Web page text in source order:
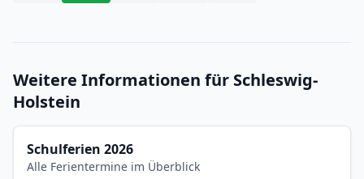
Weitere Informationen für Schleswig-
Holstein
Schulferien 2026
Alle Ferientermine im Überblick